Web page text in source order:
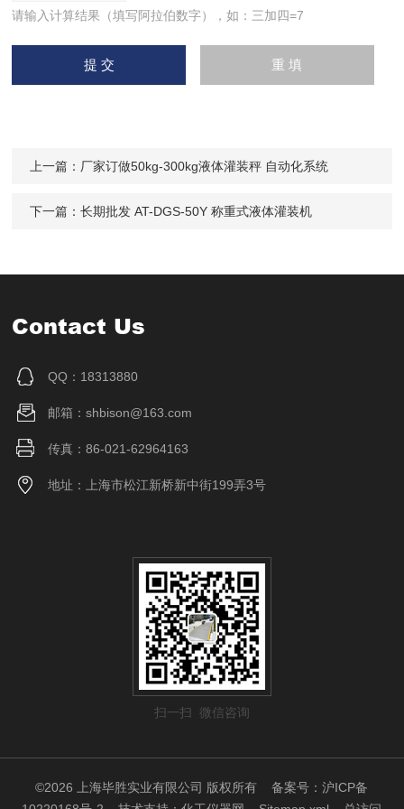
请输入计算结果（填写阿拉伯数字），如：三加四=7
上一篇： 厂家订做50kg-300kg液体灌装秤 自动化系统
下一篇：长期批发 AT-DGS-50Y 称重式液体灌装机
Contact Us
QQ：18313880
邮箱：shbison@163.com
传真：86-021-62964163
地址：上海市松江新桥新中街199弄3号
扫一扫 微信咨询
©2026 上海毕胜实业有限公司 版权所有备案号：沪ICP备